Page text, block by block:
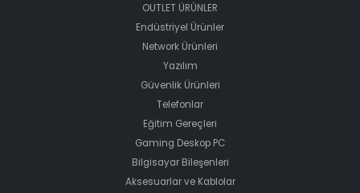
OUTLET ÜRÜNLER
Endüstriyel Ürünler
Network Ürünleri
Yazılım
Güvenlik Ürünleri
Telefonlar
Eğitim Gereçleri
Gaming Deskop PC
Bilgisayar Bileşenleri
Aksesuarlar ve Kablolar